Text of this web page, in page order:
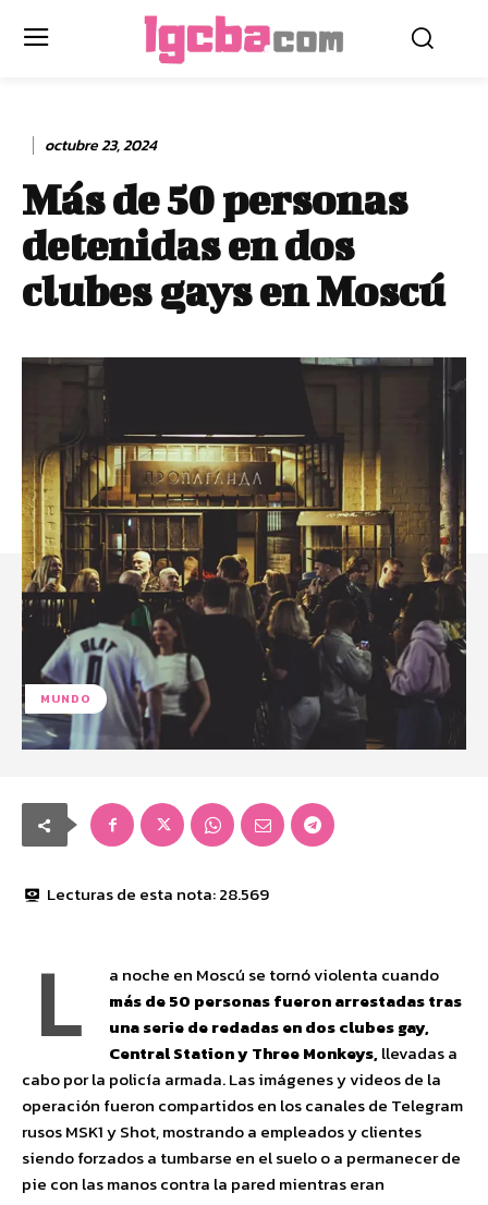
octubre 23, 2024
Más de 50 personas
detenidas en dos
clubes gays en Moscú
MUNDO
Lecturas de esta nota:28.569
L
a noche en Moscú se tornó violenta cuando
más de 50 personas fueron arrestadas tras
una serie de redadas en dos clubes gay,
Central Station y Three Monkeys,llevadas a
cabo por la policía armada. Las imágenes y videos de la
operación fueron compartidos en los canales de Telegram
rusos MSK1 y Shot, mostrando a empleados y clientes
siendo forzados a tumbarse en el suelo o a permanecer de
pie con las manos contra la pared mientras eran